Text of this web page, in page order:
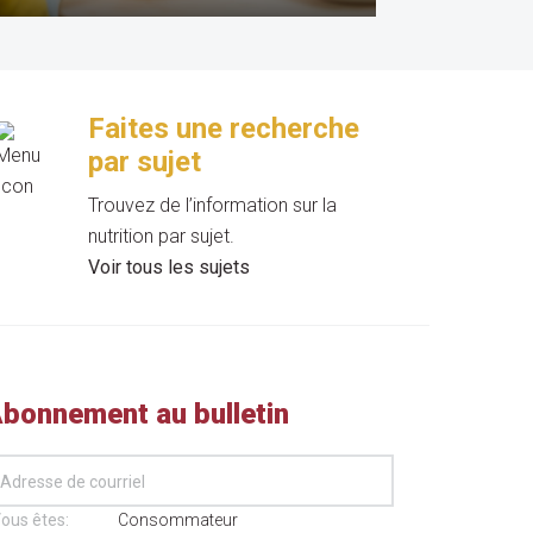
Faites une recherche
par sujet
Trouvez de l’information sur la
nutrition par sujet.
Voir tous les sujets
au bulletin
êtes: Consommateur